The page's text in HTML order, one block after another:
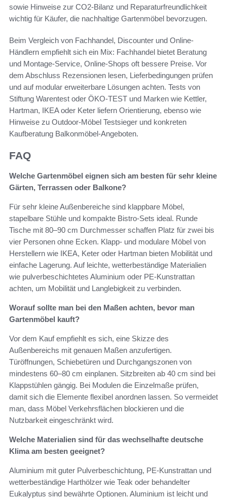
sowie Hinweise zur CO2-Bilanz und Reparaturfreundlichkeit
wichtig für Käufer, die nachhaltige Gartenmöbel bevorzugen.
Beim Vergleich von Fachhandel, Discounter und Online-
Händlern empfiehlt sich ein Mix: Fachhandel bietet Beratung
und Montage-Service, Online-Shops oft bessere Preise. Vor
dem Abschluss Rezensionen lesen, Lieferbedingungen prüfen
und auf modular erweiterbare Lösungen achten. Tests von
Stiftung Warentest oder ÖKO-TEST und Marken wie Kettler,
Hartman, IKEA oder Keter liefern Orientierung, ebenso wie
Hinweise zu Outdoor-Möbel Testsieger und konkreten
Kaufberatung Balkonmöbel-Angeboten.
FAQ
Welche Gartenmöbel eignen sich am besten für sehr kleine
Gärten, Terrassen oder Balkone?
Für sehr kleine Außenbereiche sind klappbare Möbel,
stapelbare Stühle und kompakte Bistro-Sets ideal. Runde
Tische mit 80–90 cm Durchmesser schaffen Platz für zwei bis
vier Personen ohne Ecken. Klapp- und modulare Möbel von
Herstellern wie IKEA, Keter oder Hartman bieten Mobilität und
einfache Lagerung. Auf leichte, wetterbeständige Materialien
wie pulverbeschichtetes Aluminium oder PE-Kunstrattan
achten, um Mobilität und Langlebigkeit zu verbinden.
Worauf sollte man bei den Maßen achten, bevor man
Gartenmöbel kauft?
Vor dem Kauf empfiehlt es sich, eine Skizze des
Außenbereichs mit genauen Maßen anzufertigen.
Türöffnungen, Schiebetüren und Durchgangszonen von
mindestens 60–80 cm einplanen. Sitzbreiten ab 40 cm sind bei
Klappstühlen gängig. Bei Modulen die Einzelmaße prüfen,
damit sich die Elemente flexibel anordnen lassen. So vermeidet
man, dass Möbel Verkehrsflächen blockieren und die
Nutzbarkeit eingeschränkt wird.
Welche Materialien sind für das wechselhafte deutsche
Klima am besten geeignet?
Aluminium mit guter Pulverbeschichtung, PE-Kunstrattan und
wetterbeständige Harthölzer wie Teak oder behandelter
Eukalyptus sind bewährte Optionen. Aluminium ist leicht und